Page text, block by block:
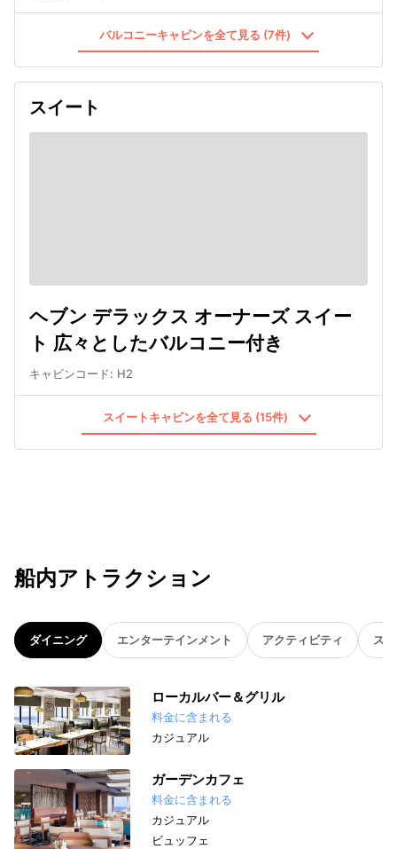
バルコニーキャビンを全て見る (7件)
スイート
ヘブン デラックス オーナーズ スイー
ト 広々としたバルコニー付き
キャビンコード: H2
スイートキャビンを全て見る (15件)
船内アトラクション
ダイニング エンターテインメント アクティビティ ス
ローカルバー＆グリル
料金に含まれる
カジュアル
ガーデンカフェ
料金に含まれる
カジュアル
ビュッフェ